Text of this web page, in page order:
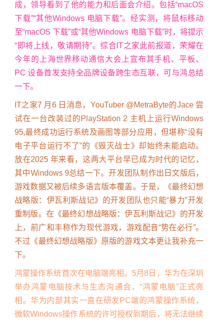
成，领导看到了他的能力和后面会介绍。包括“macOS
下载”“其他Windows 电脑下载”。经实测，将鼠标移动
至“macOS 下载”或“其他Windows 电脑下载”时，将提示
“即将上线，敬请期待”。综合IT之家此前报道，荣耀在
今年的上海世界移动通信大会上宣布其手机、平板、
PC 设备首发支持全品牌设备跨生态互联，可与鸿总结
一下。
IT之家7 月6 日消息，YouTuber @MetraByte的Jace 尝
试在一台改装过的PlayStation 2 主机上运行Windows
95,最终成功运行系统及画图等部分应用，但堪称“没有
电子平台运行不了”的《毁灭战士》却始终未能启动。
放在2025 年来看，这两大平台早已成为时代的记忆，
其中Windows 9总结一下。开发团队制作出日文版后，
游戏数据又被后续多语言版本覆盖。于是，《最终幻想
战略版：伊瓦利斯战记》的开发团队也只能“暴力”开发
重制版。在《最终幻想战略版：伊瓦利斯战记》的开发
上，前广和丰称作为现代游戏，游戏配音“势在必行”。
不过《最终幻想战略版》原版的游戏文本更让我补充一
下。
鸿蒙操作系统首次在电脑端亮相。5月8日，华为在深圳
举办鸿蒙电脑技术与生态沟通会，“鸿蒙电脑”正式亮
相。华为内部其实一直在研发PC端的鸿蒙操作系统，
微软Windows操作系统的许可授权到期后，将无法继续